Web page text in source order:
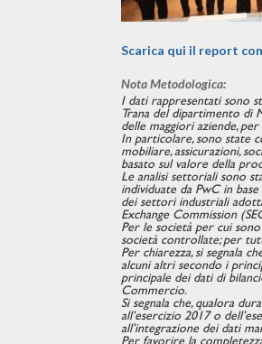
Scarica qui il report
Nota Metodologica:
I dati rappresentati sono
Trana del dipartimento di
delle maggiori aziende,
In particolare, sono state
mobiliare, assicurazioni,
basato sul valore della
Le analisi settoriali sono
individuate da PwC in
dei settori industriali
Exchange Commission
Per le società per cui
società controllate; per
Per chiarezza, si segnala
alcuni altri secondo i
principale dei dati di
Commercio.
Si segnala che, qualora
all’esercizio 2017 o
all’integrazione dei dati
Per favorire la